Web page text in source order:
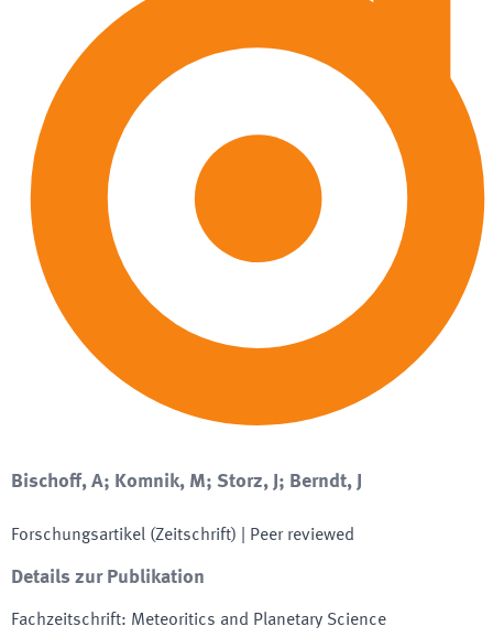
Bischoff, A; Komnik, M; Storz, J; Berndt, J
Forschungsartikel (Zeitschrift) | Peer reviewed
Details zur Publikation
Fachzeitschrift: Meteoritics and Planetary Science